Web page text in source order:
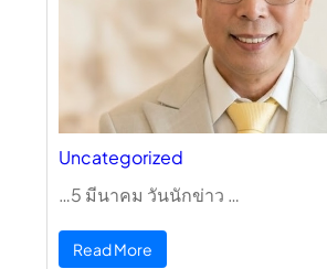
Uncategorized
…5 มีนาคม วันนักข่าว …
Read More